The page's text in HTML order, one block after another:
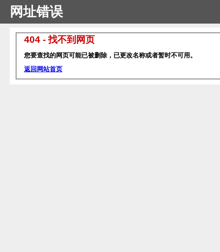
网址错误
404 - 找不到网页
您要查找的网页可能已被删除，已更改名称或者暂时不可用。
返回网站首页